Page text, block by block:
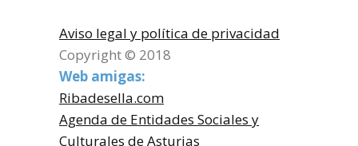
Aviso legal y política de privacidad
Copyright © 2018
Web amigas:
Ribadesella.com
Agenda de Entidades Sociales y
Culturales de Asturias